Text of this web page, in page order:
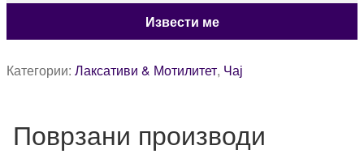
Категории: Лаксативи & Мотилитет, Чај
Поврзани производи